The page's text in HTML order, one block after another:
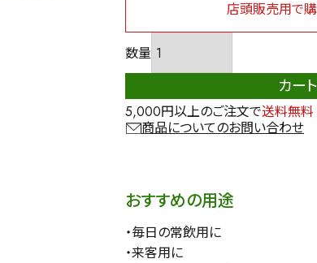
店頭販売用で
カー
5,000円以上のご注文で送料無料
商品についてのお問い合わせ
おすすめの用途
・毎日の常飲用に
・来客用に